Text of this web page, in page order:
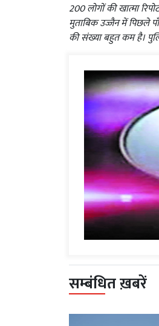
200 लोगों की खात्मा
मुताबिक उज्जैन में पिछले
की संख्या बहुत कम है।
सम्बंधित ख़बरें